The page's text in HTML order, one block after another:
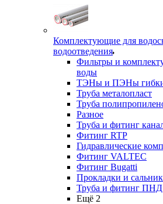
Комплектующие для
водоотведения
Фильтры и
воды
ТЭНы и ПЭНы
Труба металопласт
Труба
Разное
Труба и фитинг
Фитинг RTP
Гидравлические
Фитинг VALTEC
Фитинг Bugatti
Прокладки и
Труба и фитинг ПНД
Ещё 2